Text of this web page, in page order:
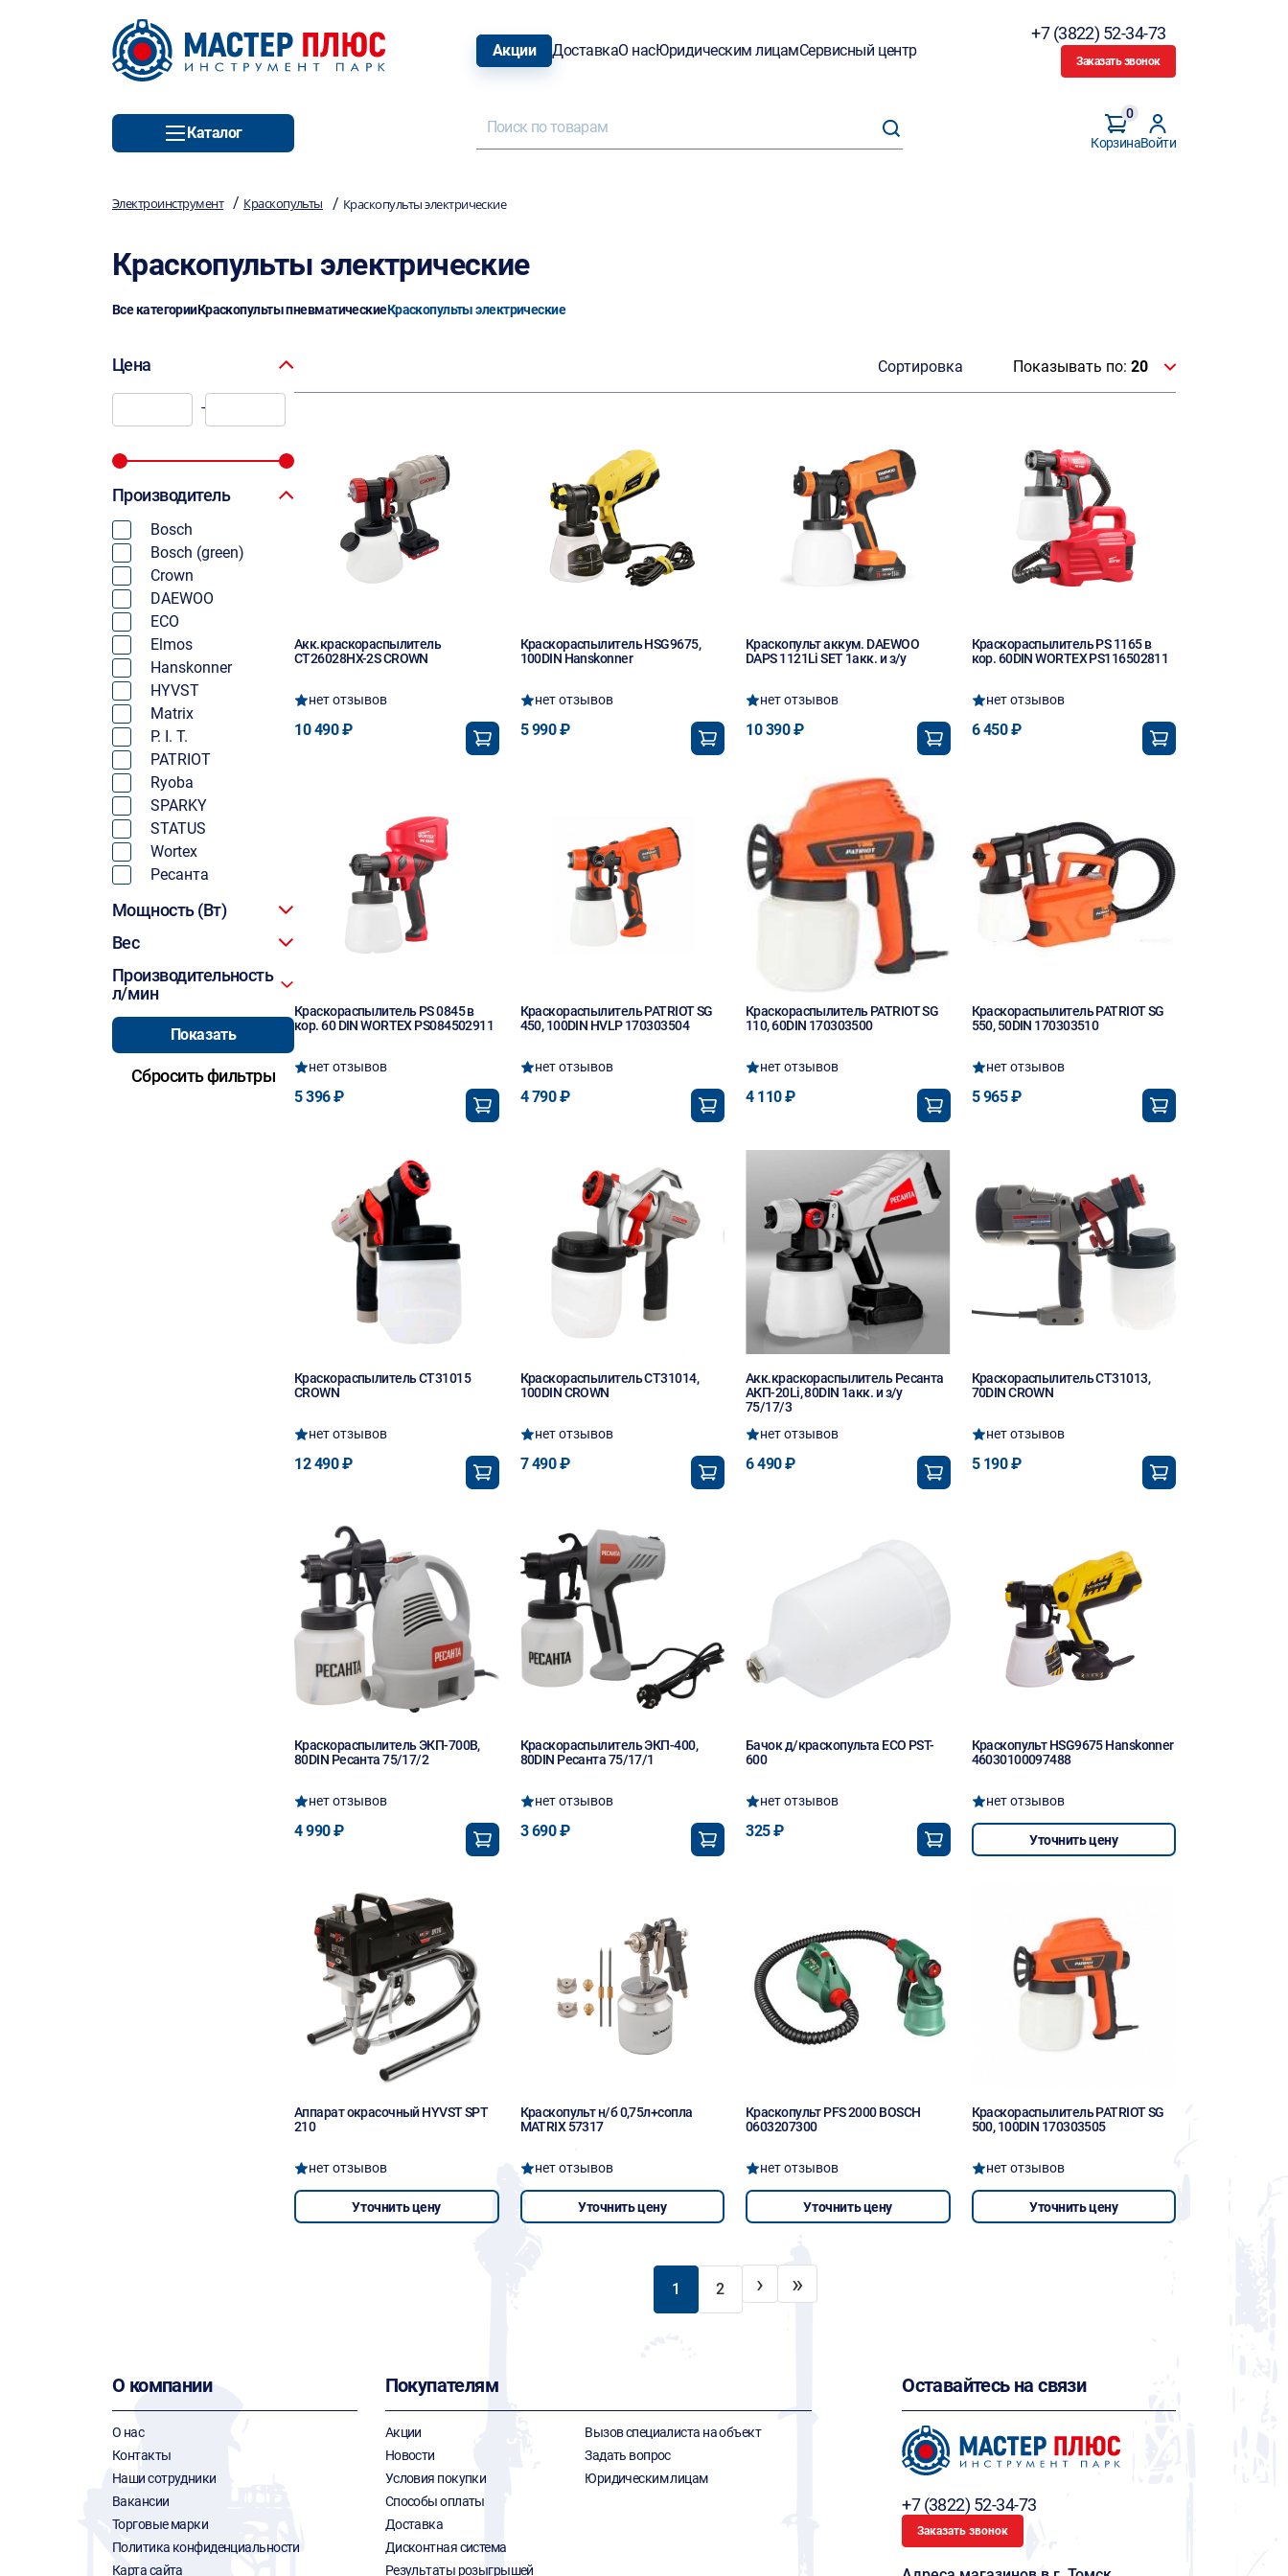
Акции ДоставкаО насЮридическим лицамСервисный центр
+7 (3822) 52-34-73
Заказать звонок
Каталог
Корзина
0
Войти
Электроинструмент / Краскопульты / Краскопульты электрические
Краскопульты электрические
Все категорииКраскопульты пневматическиеКраскопульты электрические
Цена
-
Производитель
Bosch
Bosch (green)
Crown
DAEWOO
ECO
Elmos
Hanskonner
HYVST
Matrix
P. I. T.
PATRIOT
Ryoba
SPARKY
STATUS
Wortex
Ресанта
Мощность (Вт)
Вес
Производительность
л/мин
Сортировка Показывать по: 20
Акк.краскораспылитель
CT26028HX-2S CROWN
нет отзывов
10 490 ₽
Краскораспылитель HSG9675,
100DIN Hanskonner
нет отзывов
5 990 ₽
Краскопульт аккум. DAEWOO
DAPS 1121Li SET 1акк. и з/у
нет отзывов
10 390 ₽
Краскораспылитель PS 1165 в
кор. 60DIN WORTEX PS116502811
нет отзывов
6 450 ₽
Краскораспылитель PS 0845 в
кор. 60 DIN WORTEX PS084502911
нет отзывов
5 396 ₽
Краскораспылитель PATRIOT SG
450, 100DIN HVLP 170303504
нет отзывов
4 790 ₽
Краскораспылитель PATRIOT SG
110, 60DIN 170303500
нет отзывов
4 110 ₽
Краскораспылитель PATRIOT SG
550, 50DIN 170303510
нет отзывов
5 965 ₽
Краскораспылитель CT31015
CROWN
нет отзывов
12 490 ₽
Краскораспылитель CT31014,
100DIN CROWN
нет отзывов
7 490 ₽
Акк.краскораспылитель Ресанта
АКП-20Li, 80DIN 1акк. и з/у
75/17/3
нет отзывов
6 490 ₽
Краскораспылитель CT31013,
70DIN CROWN
нет отзывов
5 190 ₽
Краскораспылитель ЭКП-700B,
80DIN Ресанта 75/17/2
нет отзывов
4 990 ₽
Краскораспылитель ЭКП-400,
80DIN Ресанта 75/17/1
нет отзывов
3 690 ₽
Бачок д/краскопульта ECO PST-
600
нет отзывов
325 ₽
Краскопульт HSG9675 Hanskonner
46030100097488
нет отзывов
Уточнить цену
Аппарат окрасочный HYVST SPT
210
нет отзывов
Уточнить цену
Краскопульт н/б 0,75л+сопла
MATRIX 57317
нет отзывов
Уточнить цену
Краскопульт PFS 2000 BOSCH
0603207300
нет отзывов
Уточнить цену
Краскораспылитель PATRIOT SG
500, 100DIN 170303505
нет отзывов
Уточнить цену
1 2 › »
О компании
О нас
Контакты
Наши сотрудники
Вакансии
Торговые марки
Политика конфиденциальности
Карта сайта
Покупателям
Акции
Новости
Условия покупки
Способы оплаты
Доставка
Дисконтная система
Результаты розыгрышей
Вызов специалиста на объект
Задать вопрос
Юридическим лицам
Оставайтесь на связи
+7 (3822) 52-34-73
Заказать звонок